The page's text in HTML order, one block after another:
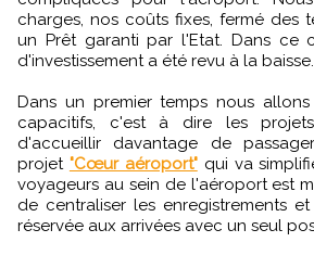
charges, nos coûts fixes, fermé des
un Prêt garanti par l'Etat. Dans ce
d'investissement a été revu à la baisse.
Dans un premier temps nous
capacitifs, c'est à dire les
d'accueillir davantage de
projet "Cœur aéroport"qui va
voyageurs au sein de l'aéroport est
de centraliser les enregistrements
réservée aux arrivées avec un seul